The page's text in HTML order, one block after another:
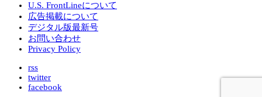
U.S. FrontLineについて
広告掲載について
デジタル版最新号
お問い合わせ
Privacy Policy
rss
twitter
facebook